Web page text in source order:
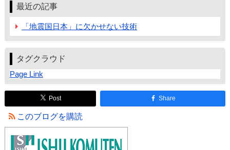
最近の記事
「地震国日本」に欠かせない技術
タグクラウド
Page Link
Post Share
このブログを購読